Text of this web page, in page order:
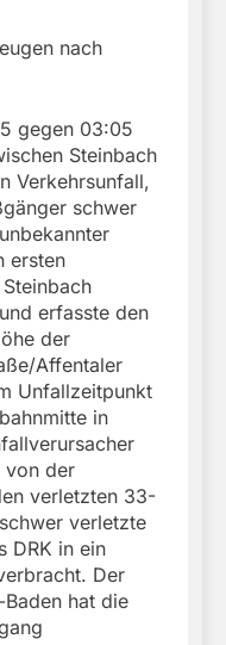
nach
gegen 03:05
Steinbach
Verkehrsunfall,
schwer
ersten
erfasste den
der
Affentaler
Unfallzeitpunkt
in
von der
verletzten 33-
verletzte
DRK in ein
Der
hat die